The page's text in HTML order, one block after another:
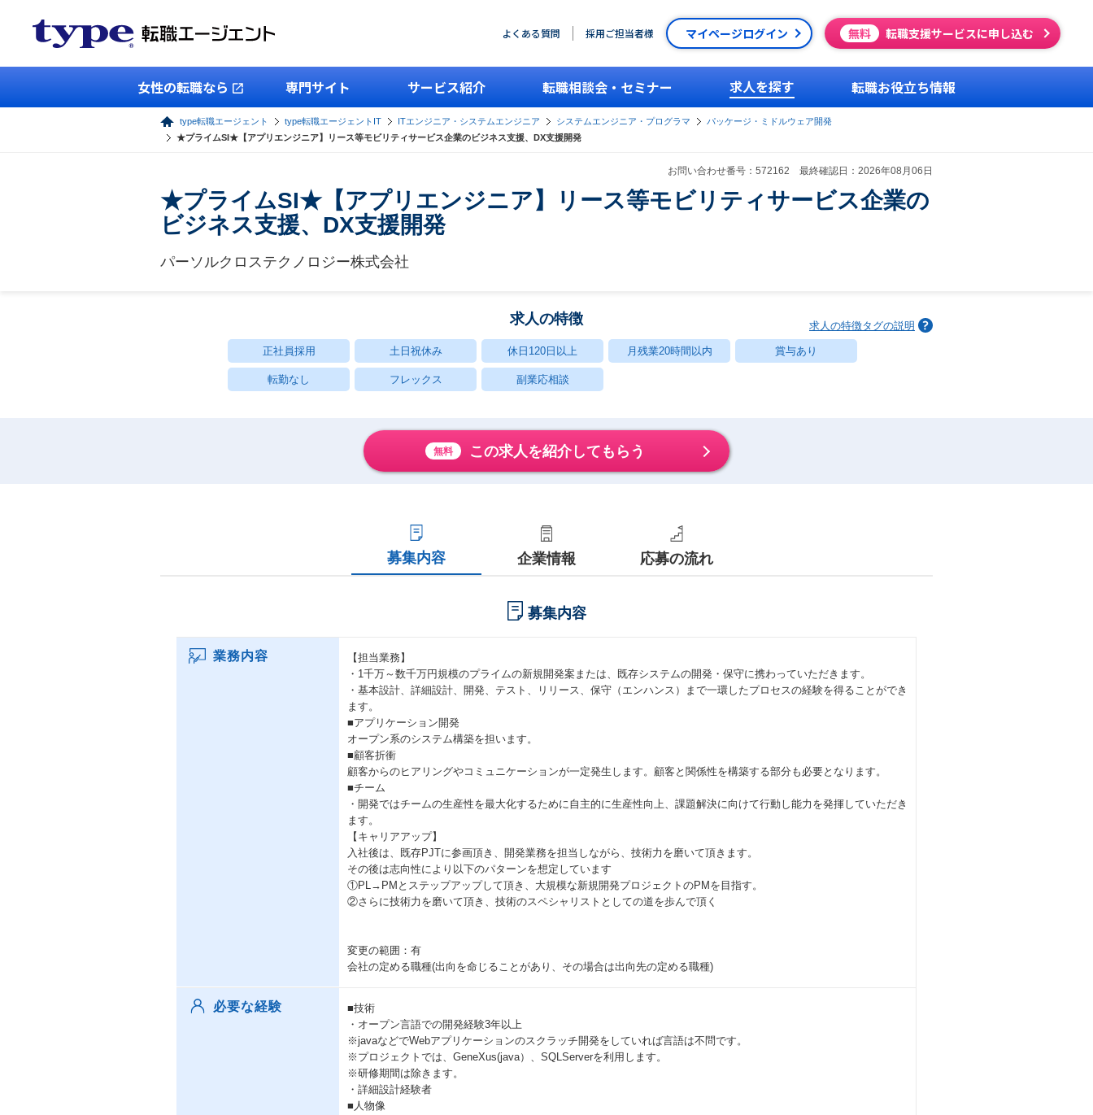
よくある質問 採用ご担当者様 マイページログイン 無料 転職支援サービスに申し込む
女性の転職なら 専門サイト サービス紹介 転職相談会・セミナー 求人を探す 転職お役立ち情報
type転職エージェント type転職エージェントIT ITエンジニア・システムエンジニア システムエンジニア・プログラマ
パッケージ・ミドルウェア開発
★プライムSI★【アプリエンジニア】リース等モビリティサービス企業のビジネス支援、DX支援開発
お問い合わせ番号：572162 最終確認日：2026年08月06日
★プライムSI★【アプリエンジニア】リース等モビリティサービス企業の
ビジネス支援、DX支援開発
パーソルクロステクノロジー株式会社
求人の特徴 求人の特徴タグの説明
正社員採用 土日祝休み 休日120日以上 月残業20時間以内 賞与あり
転勤なし フレックス 副業応相談
無料 この求人を紹介してもらう
募集内容 企業情報 応募の流れ
募集内容
業務内容
【担当業務】
・1千万～数千万円規模のプライムの新規開発案または、既存システムの開発・保守に携わっていただきます。
・基本設計、詳細設計、開発、テスト、リリース、保守（エンハンス）まで一環したプロセスの経験を得ることができ
ます。
■アプリケーション開発
オープン系のシステム構築を担います。
■顧客折衝
顧客からのヒアリングやコミュニケーションが一定発生します。顧客と関係性を構築する部分も必要となります。
■チーム
・開発ではチームの生産性を最大化するために自主的に生産性向上、課題解決に向けて行動し能力を発揮していただき
ます。
【キャリアアップ】
入社後は、既存PJTに参画頂き、開発業務を担当しながら、技術力を磨いて頂きます。
その後は志向性により以下のパターンを想定しています
①PL→PMとステップアップして頂き、大規模な新規開発プロジェクトのPMを目指す。
②さらに技術力を磨いて頂き、技術のスペシャリストとしての道を歩んで頂く
変更の範囲：有
会社の定める職種(出向を命じることがあり、その場合は出向先の定める職種)
必要な経験
■技術
・オープン言語での開発経験3年以上
※javaなどでWebアプリケーションのスクラッチ開発をしていれば言語は不問です。
※プロジェクトでは、GeneXus(java）、SQLServerを利用します。
※研修期間は除きます。
・詳細設計経験者
■人物像